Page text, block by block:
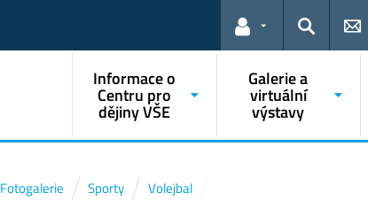
Odkazy pro uživatele
Hledat
Informace o
Centru pro
dějiny VŠE
Galerie a
virtuální
výstavy
Fotogalerie Sporty
Volejbal